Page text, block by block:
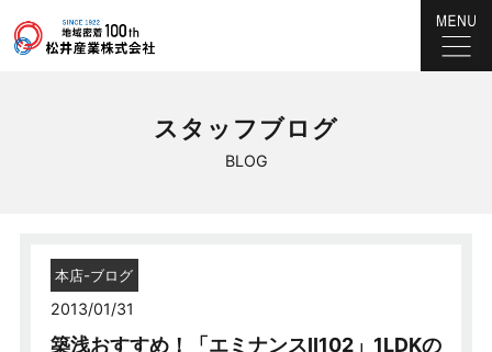
BLOG
スタッフブログ
本店-ブログ
2013/01/31
築浅おすすめ！「エミナンスⅡ102」1LDKの